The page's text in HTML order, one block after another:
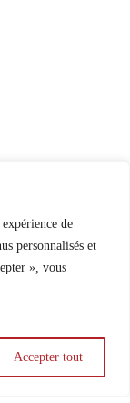
de
personnalisés et
», vous
Accepter tout